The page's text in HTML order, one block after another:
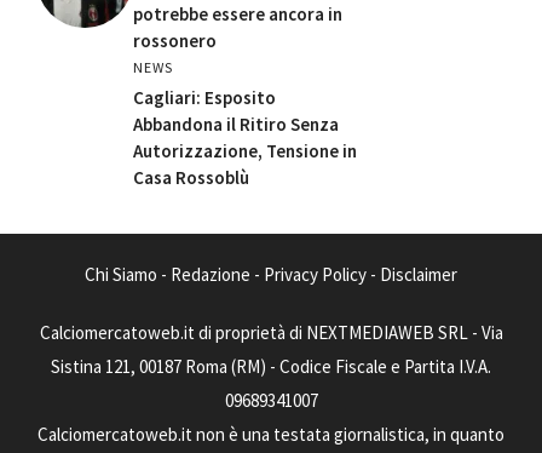
potrebbe essere ancora in
rossonero
NEWS
Cagliari: Esposito
Abbandona il Ritiro Senza
Autorizzazione, Tensione in
Casa Rossoblù
Chi Siamo - Redazione - Privacy Policy - Disclaimer
Calciomercatoweb.it di proprietà di NEXTMEDIAWEB SRL - Via
Sistina 121, 00187 Roma (RM) - Codice Fiscale e Partita I.V.A.
09689341007
Calciomercatoweb.it non è una testata giornalistica, in quanto